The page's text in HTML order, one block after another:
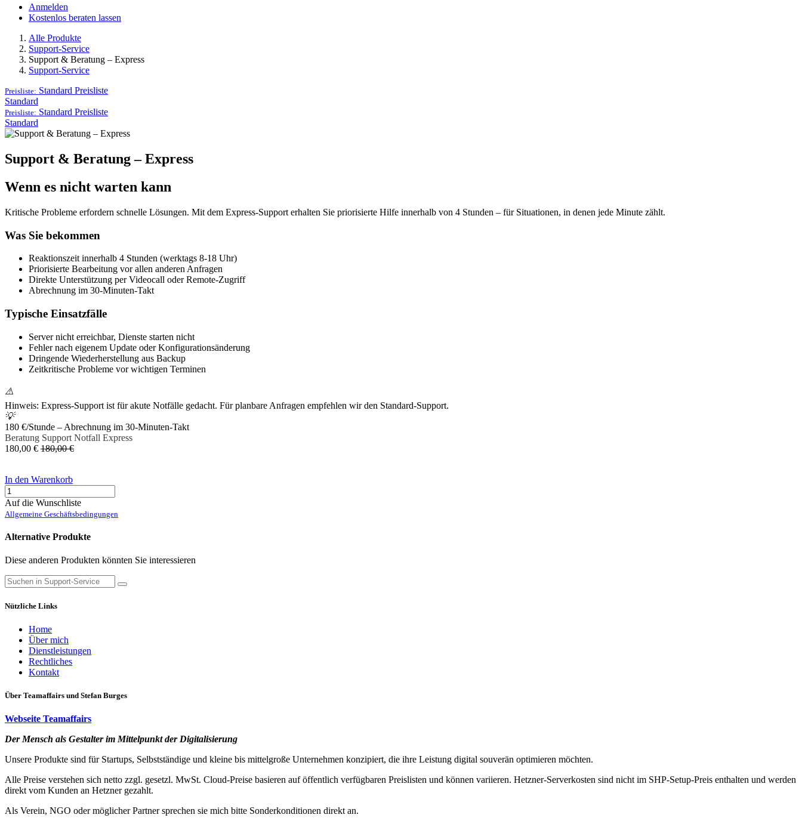
Anmelden
Kostenlos beraten lassen
Alle Produkte
Support-Service
Support & Beratung – Express
Support-Service
Preisliste: Standard Preisliste
Standard
Preisliste: Standard Preisliste
Standard
Support & Beratung – Express
Wenn es nicht warten kann
Kritische Probleme erfordern schnelle Lösungen. Mit dem Express-Support erhalten Sie priorisierte Hilfe innerhalb von 4 Stunden – für Situationen, in denen jede Minute zählt.
Was Sie bekommen
Reaktionszeit innerhalb 4 Stunden (werktags 8-18 Uhr)
Priorisierte Bearbeitung vor allen anderen Anfragen
Direkte Unterstützung per Videocall oder Remote-Zugriff
Abrechnung im 30-Minuten-Takt
Typische Einsatzfälle
Server nicht erreichbar, Dienste starten nicht
Fehler nach eigenem Update oder Konfigurationsänderung
Dringende Wiederherstellung aus Backup
Zeitkritische Probleme vor wichtigen Terminen
⚠️
Hinweis: Express-Support ist für akute Notfälle gedacht. Für planbare Anfragen empfehlen wir den Standard-Support.
💡
180 €/Stunde – Abrechnung im 30-Minuten-Takt
Beratung Support Notfall Express
180,00 € 180,00€
In den Warenkorb
Auf die Wunschliste
Allgemeine Geschäftsbedingungen
Alternative Produkte
Diese anderen Produkten könnten Sie interessieren
Nützliche Links
Home
Über mich
Dienstleistungen
Rechtliches
Kontakt
Über Teamaffairs und Stefan Burges
Webseite Teamaffairs
Der Mensc​h als Gestalter ​im Mittel​​punkt der Digitalisierung
Unsere Produkte sind für Startups, Selbstständige und kleine bis mittelgroße Unternehmen konzipiert, die ihre Leistung digital souverän optimieren möchten.
Alle Preise verstehen sich netto zzgl. gesetzl. MwSt. Cloud-Preise basieren auf öffentlich verfügbaren Preislisten und können variieren. Hetzner-Serverkosten sind nicht im SHP-Setup-Preis enthalten und werden
direkt vom Kunden an Hetzner gezahlt.
Als Verein, NGO oder möglicher Partner sprechen sie mich bitte Sonderkonditionen direkt an.